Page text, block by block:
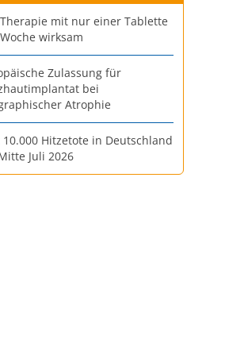
Therapie mit nur einer Tablette
wirksam
Zulassung für
bei
Atrophie
10.000 Hitzetote in Deutschland
Juli 2026